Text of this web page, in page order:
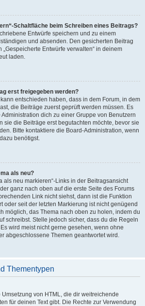
Schaltfläche beim Schreiben eines Beitrags?
Entwürfe speichern und zu einem
und absenden. Den gesicherten Beitrag
„Gespeicherte Entwürfe verwalten“ in deinem
laden.
erst freigegeben werden?
entschieden haben, dass in dem Forum, in dem
die Beiträge zuerst geprüft werden müssen. Es
dich zu einer Gruppe von Benutzern
sie die Beiträge erst begutachten möchte, bevor sie
Bitte kontaktiere die Board-Administration, wenn
benötigst.
als neu?
als neu markieren“-Links in der Beitragsansicht
ganz nach oben auf die erste Seite des Forums
Link nicht siehst, dann ist die Funktion
oder seit der letzten Markierung ist nicht genügend
möglich, das Thema nach oben zu holen, indem du
schreibst. Stelle jedoch sicher, dass du die Regeln
wird meist nicht gerne gesehen, wenn ohne
abgeschlossene Themen geantwortet wird.
Thementypen
von HTML, die dir weitreichende
für deinen Text gibt. Die Rechte zur Verwendung